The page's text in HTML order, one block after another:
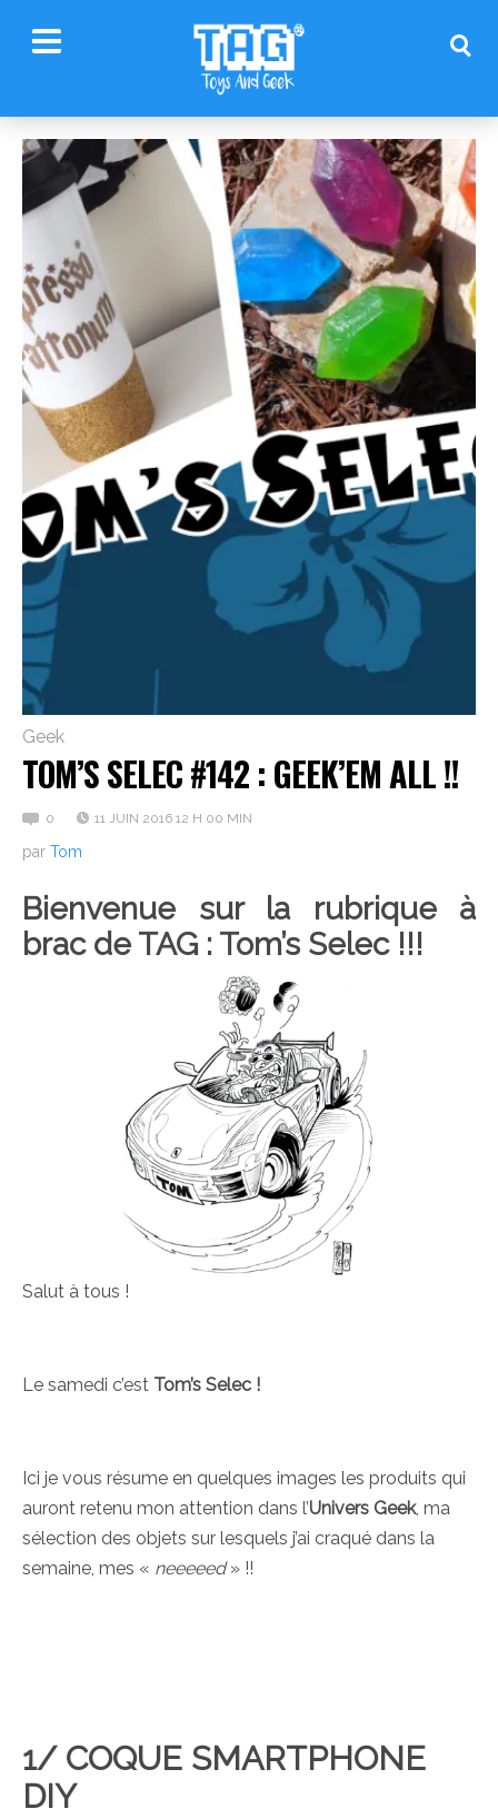
Geek
TOM’S SELEC #142 : GEEK’EM ALL !!
0 11 JUIN 2016 12 H 00 MIN
par Tom
Bienvenue sur la rubrique à
brac de TAG : Tom’s Selec !!!
Salut à tous !
Le samedi c’est Tom’s Selec !
Ici je vous résume en quelques images les produits qui
auront retenu mon attention dans l’Univers Geek, ma
sélection des objets sur lesquels j’ai craqué dans la
semaine, mes « neeeeed» !!
1/ COQUE SMARTPHONE
DIY